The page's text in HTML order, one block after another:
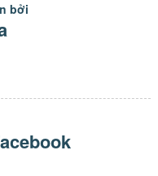
bởi